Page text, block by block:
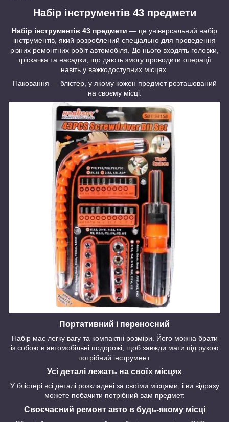
Набір інструментів 43 предмети
Набір інструментів 43 предмети — це універсальний набір
інструментів, який розроблений спеціально для проведення
різних ремонтних робіт автомобіля. До нього входять головки,
тріскачка та насадки, що дають змогу проводити операції
навіть у важкодоступних місцях.
Паковання — блістер, у якому кожен предмет розташований
на своєму місці.
Портативний і переносний
Набір має легку вагу та компактні розміри. Його можна брати
із собою в автомобільні подорожі, щоб завжди мати під рукою
потрібний інструмент.
Усі деталі лежать на своїх місцях
У блістері всі деталі розкладені за своїми місцями, і ви відразу
можете побачити потрібний вам предмет.
Своєчасний ремонт авто в будь-якому місці